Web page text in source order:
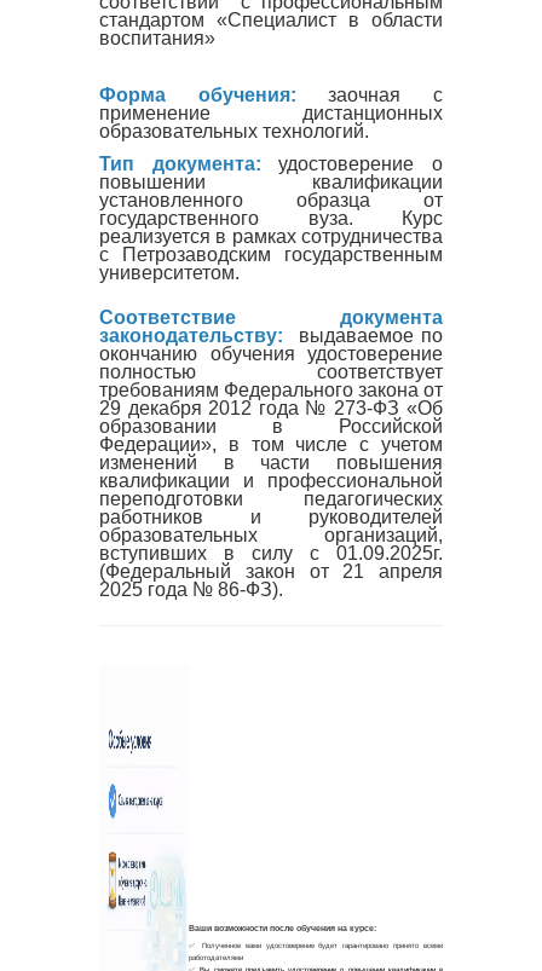
стандартом «Специалист в области
воспитания»
Форма обучения: заочная с
применение дистанционных
образовательных технологий.
Тип документа:удостоверение о
повышении квалификации
установленного образца от
государственного вуза. Курс
реализуется в рамках сотрудничества
с Петрозаводским государственным
университетом.
Соответствие документа
законодательству: выдаваемое по
окончанию обучения удостоверение
полностью соответствует
требованиям Федерального закона от
29 декабря 2012 года № 273-ФЗ «Об
образовании в Российской
Федерации», в том числе с учетом
изменений в части повышения
квалификации и профессиональной
переподготовки педагогических
работников и руководителей
образовательных организаций,
вступивших в силу с 01.09.2025г.
(Федеральный закон от 21 апреля
2025 года № 86-ФЗ).